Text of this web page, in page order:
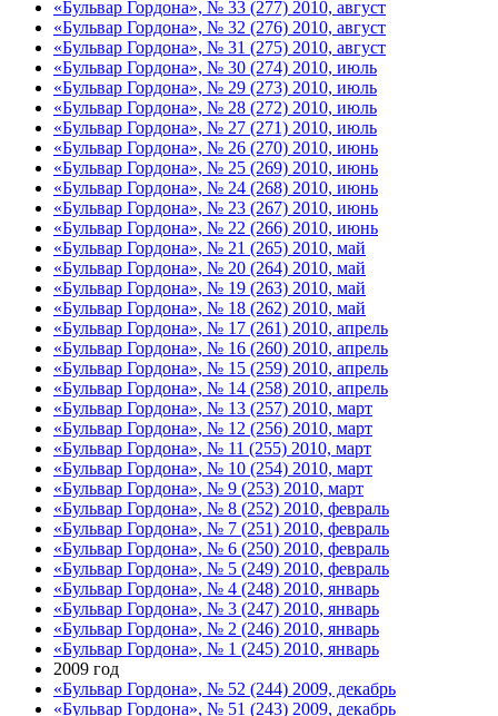
«Бульвар Гордона», № 33 (277) 2010, август
«Бульвар Гордона», № 32 (276) 2010, август
«Бульвар Гордона», № 31 (275) 2010, август
«Бульвар Гордона», № 30 (274) 2010, июль
«Бульвар Гордона», № 29 (273) 2010, июль
«Бульвар Гордона», № 28 (272) 2010, июль
«Бульвар Гордона», № 27 (271) 2010, июль
«Бульвар Гордона», № 26 (270) 2010, июнь
«Бульвар Гордона», № 25 (269) 2010, июнь
«Бульвар Гордона», № 24 (268) 2010, июнь
«Бульвар Гордона», № 23 (267) 2010, июнь
«Бульвар Гордона», № 22 (266) 2010, июнь
«Бульвар Гордона», № 21 (265) 2010, май
«Бульвар Гордона», № 20 (264) 2010, май
«Бульвар Гордона», № 19 (263) 2010, май
«Бульвар Гордона», № 18 (262) 2010, май
«Бульвар Гордона», № 17 (261) 2010, апрель
«Бульвар Гордона», № 16 (260) 2010, апрель
«Бульвар Гордона», № 15 (259) 2010, апрель
«Бульвар Гордона», № 14 (258) 2010, апрель
«Бульвар Гордона», № 13 (257) 2010, март
«Бульвар Гордона», № 12 (256) 2010, март
«Бульвар Гордона», № 11 (255) 2010, март
«Бульвар Гордона», № 10 (254) 2010, март
«Бульвар Гордона», № 9 (253) 2010, март
«Бульвар Гордона», № 8 (252) 2010, февраль
«Бульвар Гордона», № 7 (251) 2010, февраль
«Бульвар Гордона», № 6 (250) 2010, февраль
«Бульвар Гордона», № 5 (249) 2010, февраль
«Бульвар Гордона», № 4 (248) 2010, январь
«Бульвар Гордона», № 3 (247) 2010, январь
«Бульвар Гордона», № 2 (246) 2010, январь
«Бульвар Гордона», № 1 (245) 2010, январь
2009 год
«Бульвар Гордона», № 52 (244) 2009, декабрь
«Бульвар Гордона», № 51 (243) 2009, декабрь